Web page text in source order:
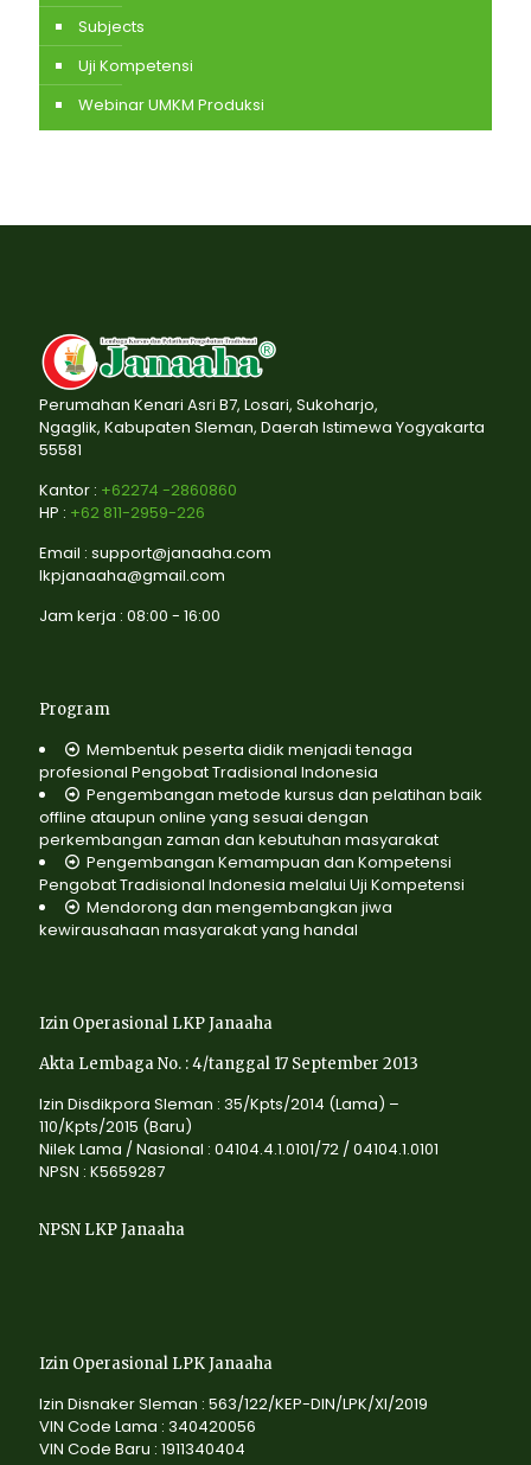
Subjects
Uji Kompetensi
Webinar UMKM Produksi
Perumahan Kenari Asri B7, Losari, Sukoharjo,
Ngaglik, Kabupaten Sleman, Daerah Istimewa Yogyakarta
55581
Kantor : +62274 -2860860
HP : +62 811-2959-226
Email : support@janaaha.com
lkpjanaaha@gmail.com
Jam kerja : 08:00 - 16:00
Program
Membentuk peserta didik menjadi tenaga
profesional Pengobat Tradisional Indonesia
Pengembangan metode kursus dan pelatihan baik
offline ataupun online yang sesuai dengan
perkembangan zaman dan kebutuhan masyarakat
Pengembangan Kemampuan dan Kompetensi
Pengobat Tradisional Indonesia melalui Uji Kompetensi
Mendorong dan mengembangkan jiwa
kewirausahaan masyarakat yang handal
Izin Operasional LKP Janaaha
Akta Lembaga No. : 4/tanggal 17 September 2013
Izin Disdikpora Sleman : 35/Kpts/2014 (Lama) –
110/Kpts/2015 (Baru)
Nilek Lama / Nasional : 04104.4.1.0101/72 / 04104.1.0101
NPSN : K5659287
NPSN LKP Janaaha
Izin Operasional LPK Janaaha
Izin Disnaker Sleman : 563/122/KEP-DIN/LPK/XI/2019
VIN Code Lama : 340420056
VIN Code Baru : 1911340404